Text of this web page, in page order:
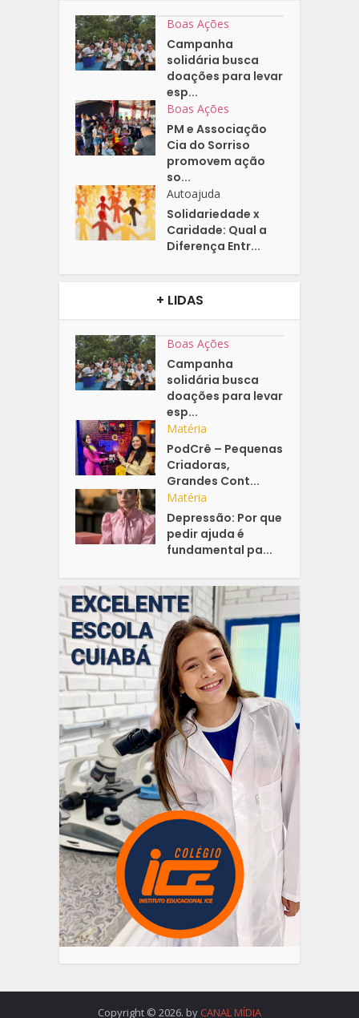
Boas Ações
Campanha
solidária busca
doações para levar
esp...
Boas Ações
PM e Associação
Cia do Sorriso
promovem ação
so...
Autoajuda
Solidariedade x
Caridade: Qual a
Diferença Entr...
+ LIDAS
Boas Ações
Campanha
solidária busca
doações para levar
esp...
Matéria
PodCrê – Pequenas
Criadoras,
Grandes Cont...
Matéria
Depressão: Por que
pedir ajuda é
fundamental pa...
Copyright © 2026. by CANAL MÍDIA